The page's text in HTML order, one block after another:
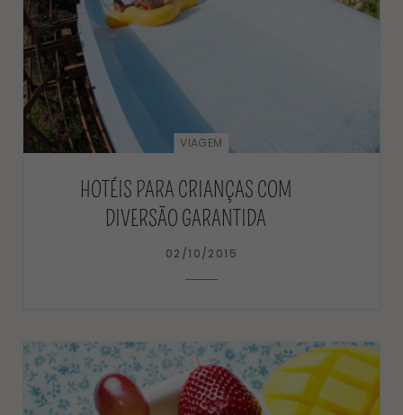
VIAGEM
HOTÉIS PARA CRIANÇAS COM
DIVERSÃO GARANTIDA
02/10/2015